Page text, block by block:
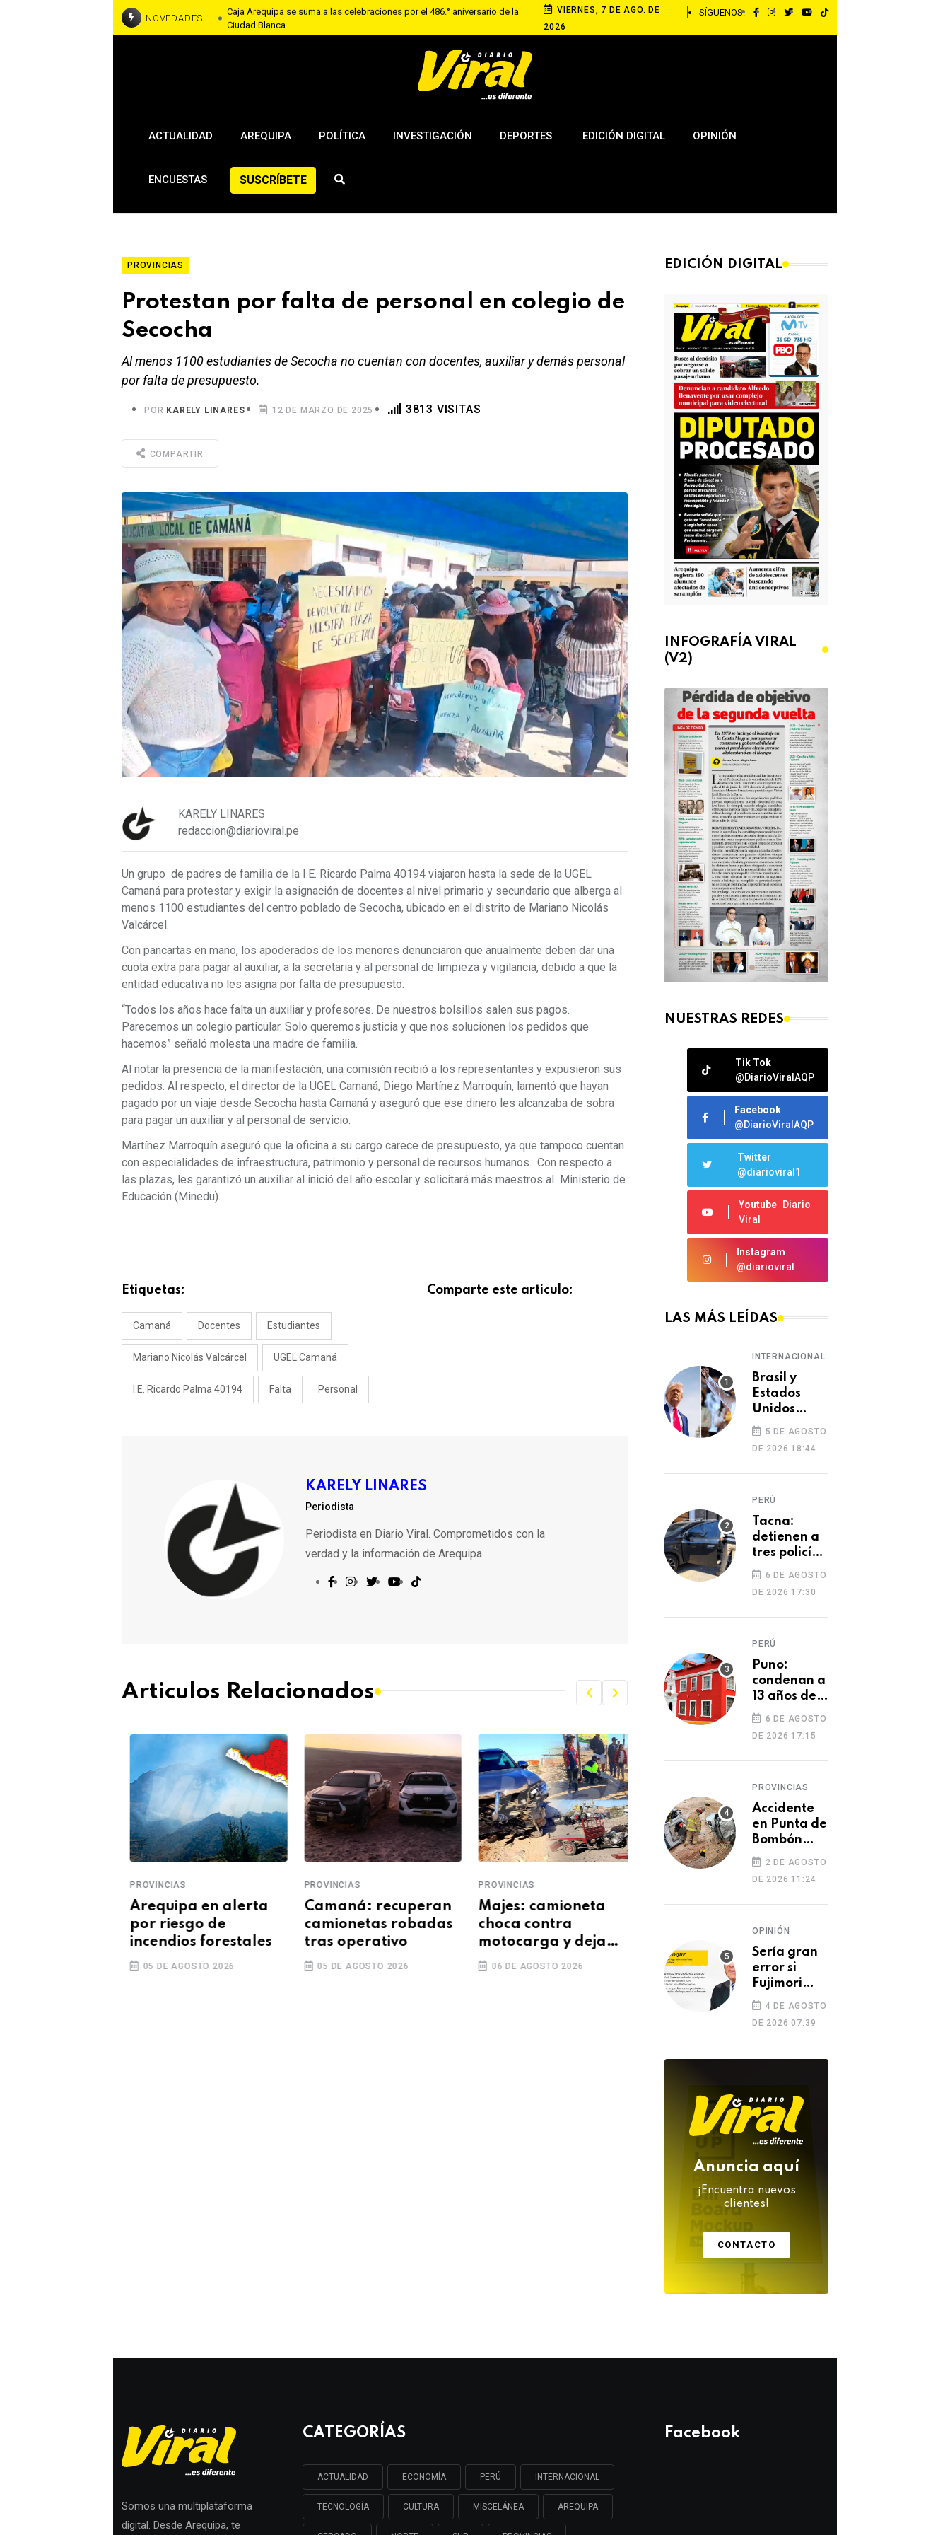
NOVEDADES
Caja Arequipa se suma a las celebraciones por el 486.° aniversario de la
Ciudad Blanca
MEF anuncia aumento progresivo del sueldo mínimo mientras evalúa
VIERNES, 7 DE AGO. DE
2026
SÍGUENOS:
ACTUALIDAD AREQUIPA POLÍTICA INVESTIGACIÓN DEPORTES EDICIÓN DIGITAL OPINIÓN
ENCUESTAS SUSCRÍBETE
PROVINCIAS
Protestan por falta de personal en colegio de
Secocha
Al menos 1100 estudiantes de Secocha no cuentan con docentes, auxiliar y demás personal
por falta de presupuesto.
POR KARELY LINARES 12 DE MARZO DE 2025 3813 VISITAS
COMPARTIR
KARELY LINARES
redaccion@diarioviral.pe
Un grupo de padres de familia de la I.E. Ricardo Palma 40194 viajaron hasta la sede de la UGEL
Camaná para protestar y exigir la asignación de docentes al nivel primario y secundario que alberga al
menos 1100 estudiantes del centro poblado de Secocha, ubicado en el distrito de Mariano Nicolás
Valcárcel.
Con pancartas en mano, los apoderados de los menores denunciaron que anualmente deben dar una
cuota extra para pagar al auxiliar, a la secretaria y al personal de limpieza y vigilancia, debido a que la
entidad educativa no les asigna por falta de presupuesto.
“Todos los años hace falta un auxiliar y profesores. De nuestros bolsillos salen sus pagos.
Parecemos un colegio particular. Solo queremos justicia y que nos solucionen los pedidos que
hacemos” señaló molesta una madre de familia.
Al notar la presencia de la manifestación, una comisión recibió a los representantes y expusieron sus
pedidos. Al respecto, el director de la UGEL Camaná, Diego Martínez Marroquín, lamentó que hayan
pagado por un viaje desde Secocha hasta Camaná y aseguró que ese dinero les alcanzaba de sobra
para pagar un auxiliar y al personal de servicio.
Martínez Marroquín aseguró que la oficina a su cargo carece de presupuesto, ya que tampoco cuentan
con especialidades de infraestructura, patrimonio y personal de recursos humanos. Con respecto a
las plazas, les garantizó un auxiliar al inició del año escolar y solicitará más maestros al Ministerio de
Educación (Minedu).
Etiquetas:
Camaná Docentes Estudiantes
Mariano Nicolás Valcárcel UGEL Camaná
I.E. Ricardo Palma 40194 Falta Personal
Comparte este articulo:
KARELY LINARES
Periodista
Periodista en Diario Viral. Comprometidos con la
verdad y la información de Arequipa.
Articulos Relacionados
PROVINCIAS
Arequipa en alerta
por riesgo de
incendios forestales
05 DE AGOSTO 2026
PROVINCIAS
Camaná: recuperan
camionetas robadas
tras operativo
05 DE AGOSTO 2026
PROVINCIAS
Majes: camioneta
choca contra
motocarga y deja
grave a conductor
06 DE AGOSTO 2026
Mujer a prisión
presunto parricidio
en Caravelí
06 DE AGOSTO 2026
Caravelí: varios
EDICIÓN DIGITAL
INFOGRAFÍA VIRAL
(V2)
NUESTRAS REDES
Tik Tok
@DiarioViralAQP
Facebook
@DiarioViralAQP
Twitter
@diarioviral1
Youtube
Diario
Viral
Instagram
@diarioviral
LAS MÁS LEÍDAS
INTERNACIONAL
Brasil y
Estados
Unidos
elevan
tensión
diplomática
tras retiro
embajadora
en
Washington
5 DE AGOSTO
DE 2026 18:44
PERÚ
Tacna:
detienen a
tres policías
investigados
por presunto
cambio de
cocaína por
cobros
ilegales
6 DE AGOSTO
DE 2026 17:30
PERÚ
Puno:
condenan a
13 años de
prisión a
hombre por
tentativa
de
6 DE AGOSTO
DE 2026 17:15
PROVINCIAS
Accidente
en Punta de
Bombón
deja un
muerto y
dos heridos
2 DE AGOSTO
DE 2026 11:24
OPINIÓN
Sería gran
error si
Fujimori
indulta a
Castillo o
Toledo
4 DE AGOSTO
DE 2026 07:39
Anuncia aquí
¡Encuentra nuevos
clientes!
CONTACTO
Somos una multiplataforma
digital. Desde Arequipa, te
CATEGORÍAS
ACTUALIDAD ECONOMÍA PERÚ INTERNACIONAL
TECNOLOGÍA CULTURA MISCELÁNEA AREQUIPA
Facebook